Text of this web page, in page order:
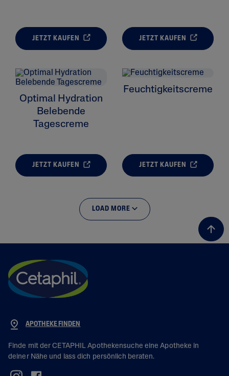
JETZT KAUFEN JETZT KAUFEN
Optimal Hydration
Belebende
Tagescreme
JETZT KAUFEN
Feuchtigkeitscreme
JETZT KAUFEN
LOAD MORE
APOTHEKE FINDEN
Finde mit der CETAPHIL Apothekensuche eine Apotheke in
deiner Nähe und lass dich persönlich beraten.